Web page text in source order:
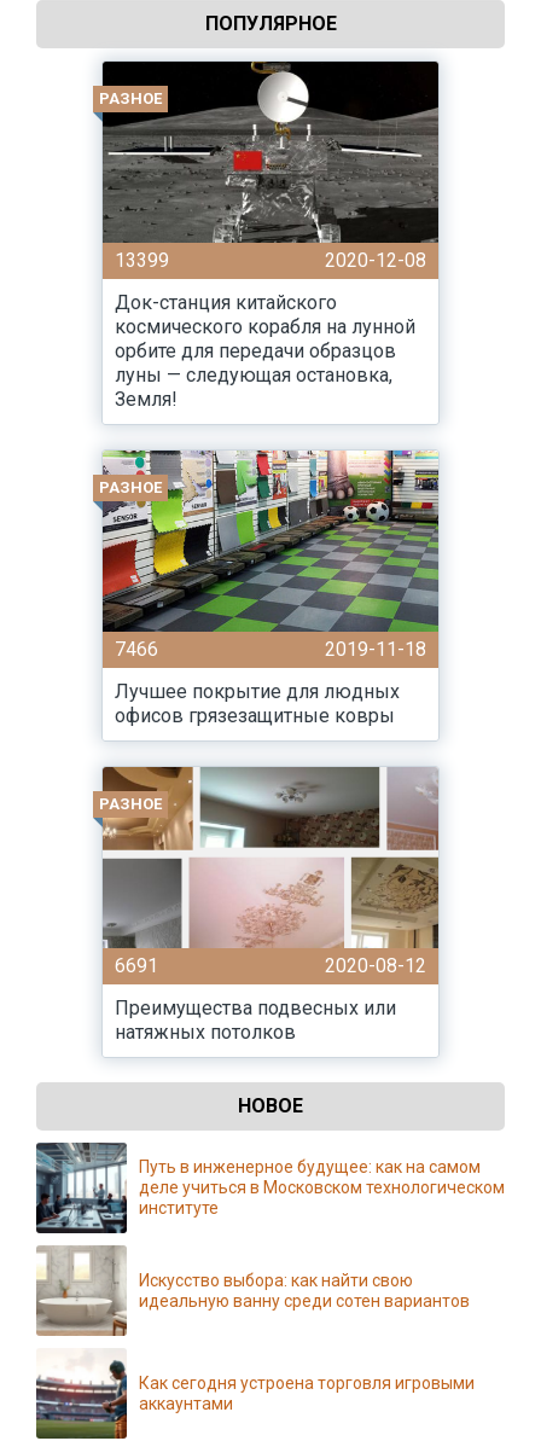
ПОПУЛЯРНОЕ
РАЗНОЕ
13399
2020-12-08
Док-станция китайского
космического корабля на лунной
орбите для передачи образцов
луны — следующая остановка,
Земля!
РАЗНОЕ
7466
2019-11-18
Лучшее покрытие для людных
офисов грязезащитные ковры
РАЗНОЕ
6691
2020-08-12
Преимущества подвесных или
натяжных потолков
НОВОЕ
Путь в инженерное будущее: как на самом
деле учиться в Московском технологическом
институте
Искусство выбора: как найти свою
идеальную ванну среди сотен вариантов
Как сегодня устроена торговля игровыми
аккаунтами